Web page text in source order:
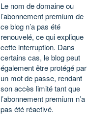
Le nom de domaine ou
l’abonnement premium de
ce blog n’a pas été
renouvelé, ce qui explique
cette interruption. Dans
certains cas, le blog peut
également être protégé par
un mot de passe, rendant
son accès limité tant que
l’abonnement premium n’a
pas été réactivé.